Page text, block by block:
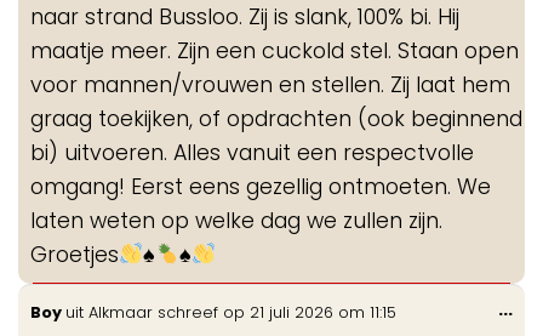
naar strand Bussloo. Zij is slank, 100% bi. Hij
maatje meer. Zijn een cuckold stel. Staan open
voor mannen/vrouwen en stellen. Zij laat hem
graag toekijken, of opdrachten (ook beginnend
bi) uitvoeren. Alles vanuit een respectvolle
omgang! Eerst eens gezellig ontmoeten. We
laten weten op welke dag we zullen zijn.
Groetjes
♠️ ♠️
Boy uit Alkmaar schreef op 21 juli 2026 om 11:15 ...